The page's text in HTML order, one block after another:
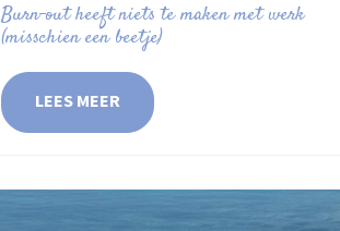
Burn-out heeft niets te maken met werk
(misschien een beetje)
LEES MEER